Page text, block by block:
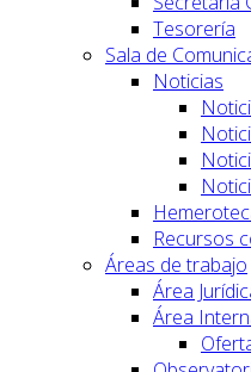
Tesorería
Sala de
Noticias
Recursos
Áreas de trabajo
Área
Área